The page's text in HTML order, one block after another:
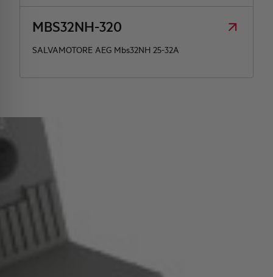
MBS32NH-320
SALVAMOTORE AEG Mbs32NH 25-32A